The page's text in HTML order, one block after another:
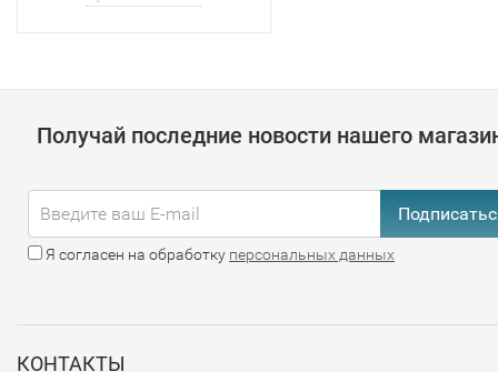
Получай последние новости нашего
Я согласен на обработку персональных данных
КОНТАКТЫ